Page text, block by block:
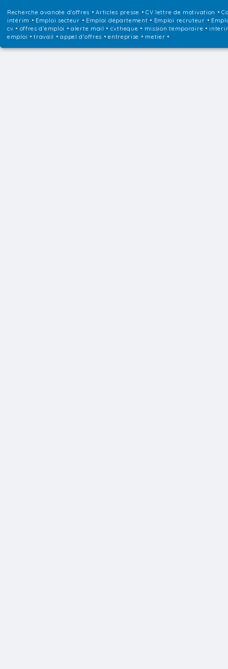
Recherche avancée d'offres •Articles presse • CV lettre de motivation •
intérim • Emploi secteur • Emploi département • Emploi recruteur •
cv • offres d'emploi • alerte mail • cvtheque • mission temporaire •
emploi • travail • appel d'offres • entreprise • metier •